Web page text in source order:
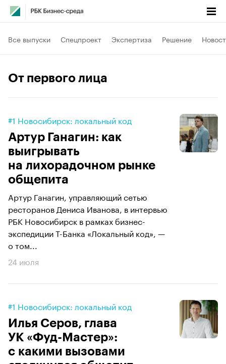
Все выпуски Спецпроект Экспертиза Решение
От первого лица
#1 Новосибирск: локальный код
Артур Ганагин: как
выигрывать
на лихорадочном рынке
общепита
Артур Ганагин, управляющий сетью
ресторанов Дениса Иванова, в интервью
РБК Новосибирск в рамках бизнес-
экспедиции Т-Банка «Локальный код», —
о том...
24 июля
#1 Новосибирск: локальный код
Илья Серов, глава
УК «Фуд-Мастер»:
с какими вызовами